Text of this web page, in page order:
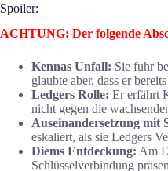
Spoiler:
ACHTUNG: Der folgende
Kennas Unfall: Sie fuhr
glaubte aber, dass er
Ledgers Rolle: Er erfährt
nicht gegen die
Auseinandersetzung mit
eskaliert, als sie Ledgers
Diems Entdeckung: Am
Schlüsselverbindung